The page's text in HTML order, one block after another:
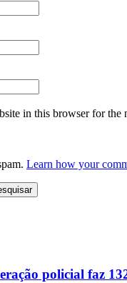
in this browser for the
Learn how your
policial faz